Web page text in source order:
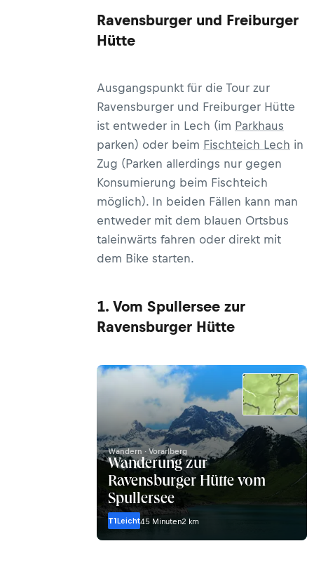
Ravensburger und Freiburger
Hütte
Ausgangspunkt für die Tour zur
Ravensburger und Freiburger Hütte
ist entweder in Lech (im Parkhaus
parken) oder beim Fischteich Lech in
Zug (Parken allerdings nur gegen
Konsumierung beim Fischteich
möglich). In beiden Fällen kann man
entweder mit dem blauen Ortsbus
taleinwärts fahren oder direkt mit
dem Bike starten.
1. Vom Spullersee zur
Ravensburger Hütte
Wandern · Vorarlberg
Wanderung zur
Ravensburger Hütte vom
Spullersee
T1Leicht45 Minuten2 km